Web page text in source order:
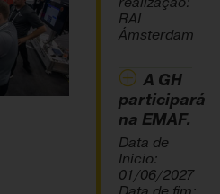
RAI
Ámsterdam
A GH
participará
na EMAF.
Data de
Início:
01/06/2027